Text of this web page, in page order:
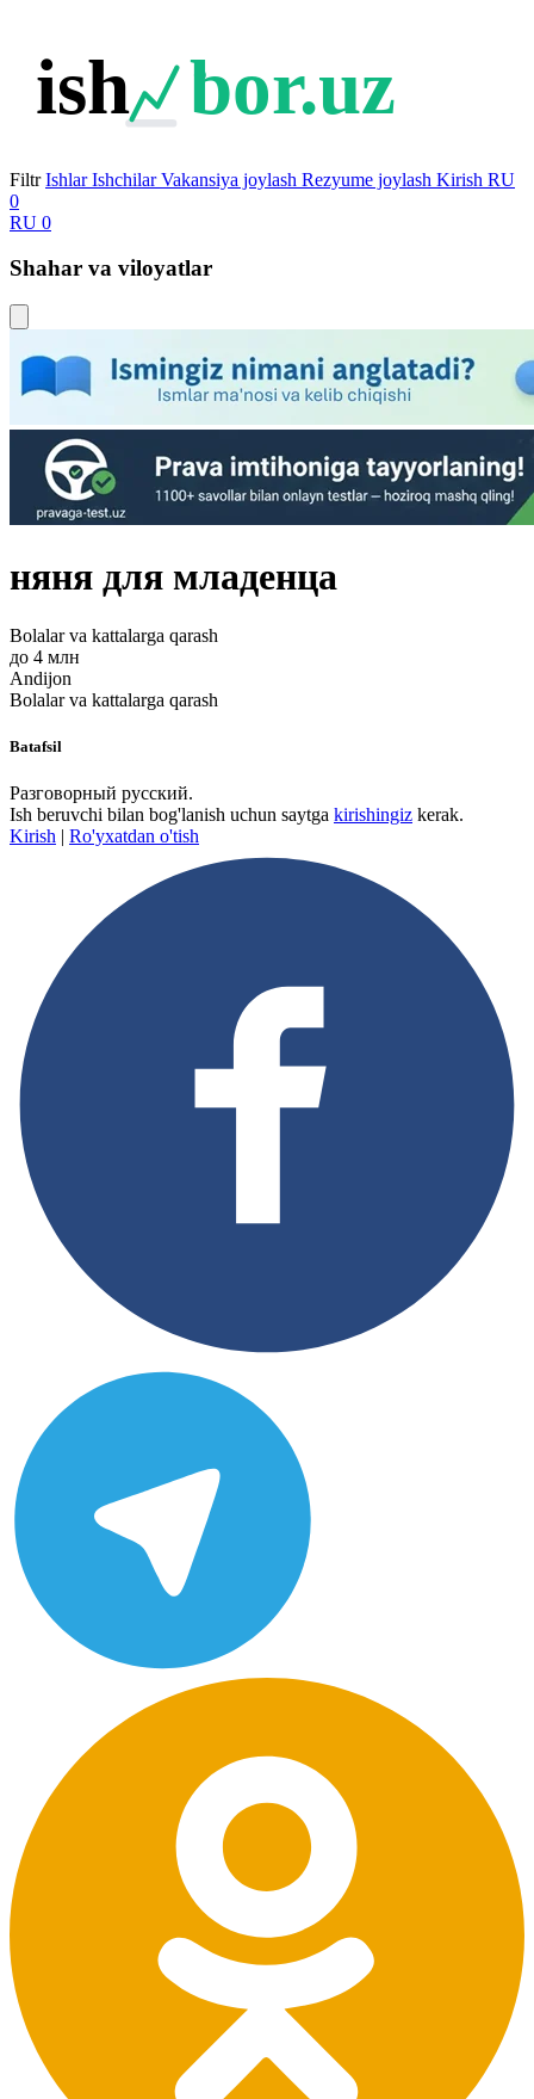
ish bor.uz
Filtr Ishlar Ishchilar Vakansiya joylash Rezyume joylash Kirish RU
0
RU 0
Shahar va viloyatlar
няня для младенца
Bolalar va kattalarga qarash
до 4 млн
Andijon
Bolalar va kattalarga qarash
Batafsil
Разговорный русский.
Ish beruvchi bilan bog'lanish uchun saytga kirishingiz kerak.
Kirish | Ro'yxatdan o'tish